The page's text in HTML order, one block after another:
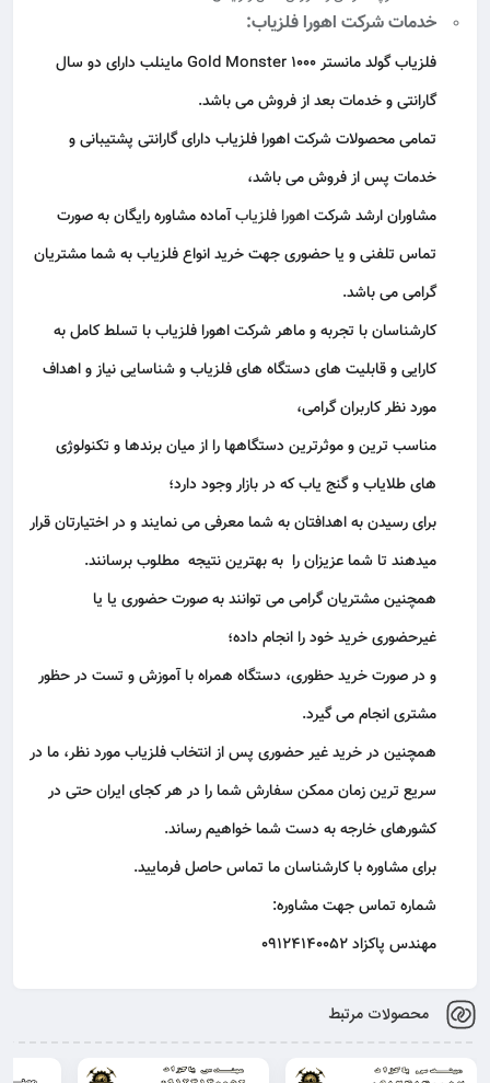
خدمات شرکت اهورا فلزیاب:
فلزیاب گولد مانستر Gold Monster 1000 ماینلب دارای دو سال
گارانتی و خدمات بعد از فروش می باشد.
تمامی محصولات شرکت اهورا فلزیاب دارای گارانتی پشتیبانی و
خدمات پس از فروش می باشد،
مشاوران ارشد شرکتاهورا فلزیابآماده مشاوره رایگان به صورت
تماس تلفنی و یا حضوری جهت خرید انواع فلزیاب به شما مشتریان
گرامی می باشد.
کارشناسان با تجربه و ماهر شرکت اهورا فلزیاب با تسلط کامل به
کارایی و قابلیت های دستگاه های فلزیاب و شناسایی نیاز و اهداف
مورد نظر کاربران گرامی،
مناسب ترین و موثرترین دستگاهها را از میان برندها و تکنولوژی
های طلایاب و گنج یاب که در بازار وجود دارد؛
برای رسیدن به اهدافتان به شما معرفی می نمایند و در اختیارتان قرار
میدهند تا شما عزیزان را به بهترین نتیجه مطلوب برسانند.
همچنین مشتریان گرامی می توانند به صورت حضوری یا یا
غیرحضوری خرید خود را انجام داده؛
و در صورت خرید حظوری، دستگاه همراه با آموزش و تست در حظور
مشتری انجام می گیرد.
همچنین در خرید غیر حضوری پس از انتخاب فلزیاب مورد نظر، ما در
سریع ترین زمان ممکن سفارش شما را در هر کجای ایران حتی در
کشورهای خارجه به دست شما خواهیم رساند.
برای مشاوره با کارشناسان ما تماس حاصل فرمایید.
شماره تماس جهت مشاوره:
مهندس پاکزاد 09124140052
محصولات مرتبط